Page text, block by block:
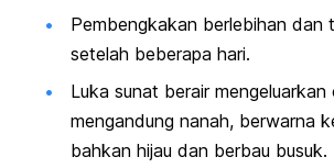
Pembengkakan berlebihan dan
setelah beberapa hari.
Luka sunat berair mengeluarkan
mengandung nanah, berwarna
bahkan hijau dan berbau busuk.